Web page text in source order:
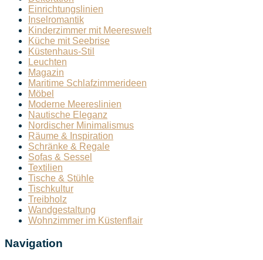
Einrichtungslinien
Inselromantik
Kinderzimmer mit Meereswelt
Küche mit Seebrise
Küstenhaus-Stil
Leuchten
Magazin
Maritime Schlafzimmerideen
Möbel
Moderne Meereslinien
Nautische Eleganz
Nordischer Minimalismus
Räume & Inspiration
Schränke & Regale
Sofas & Sessel
Textilien
Tische & Stühle
Tischkultur
Treibholz
Wandgestaltung
Wohnzimmer im Küstenflair
Navigation